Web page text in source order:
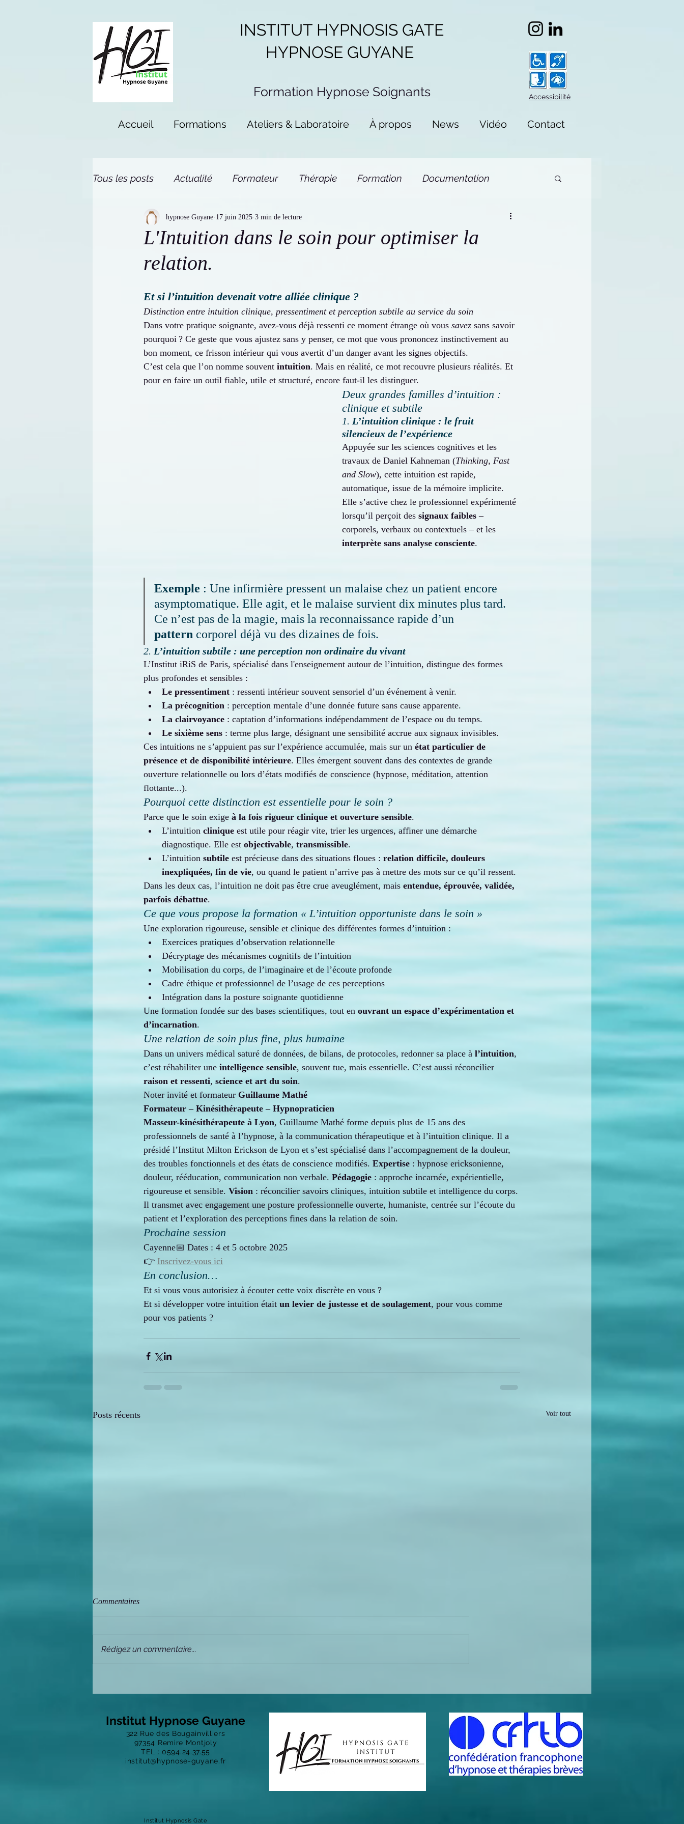
INSTITUT HYPNOSIS GATE
HYPNOSE GUYANE
Formation Hypnose Soignants Accessibilité
Accueil Formations Ateliers & Laboratoire À propos News Vidéo Contact
Tous les posts Actualité Formateur Thérapie Formation Documentation
L'Intuition dans le soin pour optimiser la
relation.
hypnose Guyane 17 juin 2025 3 min de lecture
Et si l’intuition devenait votre alliée clinique ?
Distinction entre intuition clinique, pressentiment et perception subtile au service du soin
Dans votre pratique soignante, avez-vous déjà ressenti ce moment étrange où vous savez sans savoir
pourquoi ? Ce geste que vous ajustez sans y penser, ce mot que vous prononcez instinctivement au
bon moment, ce frisson intérieur qui vous avertit d’un danger avant les signes objectifs.
C’est cela que l’on nomme souvent intuition. Mais en réalité, ce mot recouvre plusieurs réalités. Et
pour en faire un outil fiable, utile et structuré, encore faut-il les distinguer.
Deux grandes familles d’intuition :
clinique et subtile
1. L’intuition clinique : le fruit
silencieux de l’expérience
Appuyée sur les sciences cognitives et les
travaux de Daniel Kahneman (Thinking, Fast
and Slow), cette intuition est rapide,
automatique, issue de la mémoire implicite.
Elle s’active chez le professionnel expérimenté
lorsqu’il perçoit des signaux faibles –
corporels, verbaux ou contextuels – et les
interprète sans analyse consciente.
Exemple : Une infirmière pressent un malaise chez un patient encore
asymptomatique. Elle agit, et le malaise survient dix minutes plus tard.
Ce n’est pas de la magie, mais la reconnaissance rapide d’un
pattern corporel déjà vu des dizaines de fois.
2. L’intuition subtile : une perception non ordinaire du vivant
L’Institut iRiS de Paris, spécialisé dans l'enseignement autour de l’intuition, distingue des formes
plus profondes et sensibles :
Le pressentiment : ressenti intérieur souvent sensoriel d’un événement à venir.
La précognition : perception mentale d’une donnée future sans cause apparente.
La clairvoyance : captation d’informations indépendamment de l’espace ou du temps.
Le sixième sens : terme plus large, désignant une sensibilité accrue aux signaux invisibles.
Ces intuitions ne s’appuient pas sur l’expérience accumulée, mais sur un état particulier de
présence et de disponibilité intérieure. Elles émergent souvent dans des contextes de grande
ouverture relationnelle ou lors d’états modifiés de conscience (hypnose, méditation, attention
flottante...).
Pourquoi cette distinction est essentielle pour le soin ?
Parce que le soin exige à la fois rigueur clinique et ouverture sensible.
L’intuition clinique est utile pour réagir vite, trier les urgences, affiner une démarche
diagnostique. Elle est objectivable, transmissible.
L’intuition subtile est précieuse dans des situations floues : relation difficile, douleurs
inexpliquées, fin de vie, ou quand le patient n’arrive pas à mettre des mots sur ce qu’il ressent.
Dans les deux cas, l’intuition ne doit pas être crue aveuglément, mais entendue, éprouvée, validée,
parfois débattue.
Ce que vous propose la formation « L’intuition opportuniste dans le soin »
Une exploration rigoureuse, sensible et clinique des différentes formes d’intuition :
Exercices pratiques d’observation relationnelle
Décryptage des mécanismes cognitifs de l’intuition
Mobilisation du corps, de l’imaginaire et de l’écoute profonde
Cadre éthique et professionnel de l’usage de ces perceptions
Intégration dans la posture soignante quotidienne
Une formation fondée sur des bases scientifiques, tout en ouvrant un espace d’expérimentation et
d’incarnation.
Une relation de soin plus fine, plus humaine
Dans un univers médical saturé de données, de bilans, de protocoles, redonner sa place à l’intuition,
c’est réhabiliter une intelligence sensible, souvent tue, mais essentielle. C’est aussi réconcilier
raison et ressenti, science et art du soin.
Noter invité et formateur Guillaume Mathé
Formateur – Kinésithérapeute – Hypnopraticien
Masseur-kinésithérapeute à Lyon, Guillaume Mathé forme depuis plus de 15 ans des
professionnels de santé à l’hypnose, à la communication thérapeutique et à l’intuition clinique. Il a
présidé l’Institut Milton Erickson de Lyon et s’est spécialisé dans l’accompagnement de la douleur,
des troubles fonctionnels et des états de conscience modifiés. Expertise : hypnose ericksonienne,
douleur, rééducation, communication non verbale. Pédagogie : approche incarnée, expérientielle,
rigoureuse et sensible. Vision : réconcilier savoirs cliniques, intuition subtile et intelligence du corps.
Il transmet avec engagement une posture professionnelle ouverte, humaniste, centrée sur l’écoute du
patient et l’exploration des perceptions fines dans la relation de soin.
Prochaine session
Cayenne📅 Dates : 4 et 5 octobre 2025
👉 Inscrivez-vous ici
En conclusion…
Et si vous vous autorisiez à écouter cette voix discrète en vous ?
Et si développer votre intuition était un levier de justesse et de soulagement, pour vous comme
pour vos patients ?
Posts récents Voir tout
nos patients
février :
programme !
Commentaires
Rédigez un commentaire...
Institut Hypnose Guyane
322 Rue des Bougainvilliers
97354 Remire Montjoly
TEL : 0594.24.37.55
institut@hypnose-guyane.fr
Institut Hypnosis Gate